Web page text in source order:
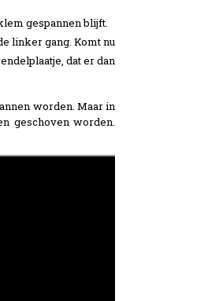
gespannen blijft.
linker gang. Komt nu
dat er dan
worden. Maar in
geschoven worden.